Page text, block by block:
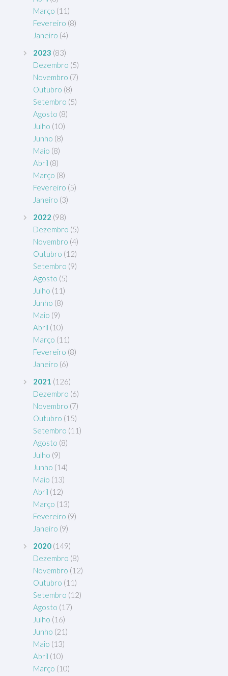
Março (11)
Fevereiro (8)
Janeiro (4)
2023 (83)
Dezembro (5)
Novembro (7)
Outubro (8)
Setembro (5)
Agosto (8)
Julho (10)
Junho (8)
Maio (8)
Abril (8)
Março (8)
Fevereiro (5)
Janeiro (3)
2022 (98)
Dezembro (5)
Novembro (4)
Outubro (12)
Setembro (9)
Agosto (5)
Julho (11)
Junho (8)
Maio (9)
Abril (10)
Março (11)
Fevereiro (8)
Janeiro (6)
2021 (126)
Dezembro (6)
Novembro (7)
Outubro (15)
Setembro (11)
Agosto (8)
Julho (9)
Junho (14)
Maio (13)
Abril (12)
Março (13)
Fevereiro (9)
Janeiro (9)
2020 (149)
Dezembro (8)
Novembro (12)
Outubro (11)
Setembro (12)
Agosto (17)
Julho (16)
Junho (21)
Maio (13)
Abril (10)
Março (10)